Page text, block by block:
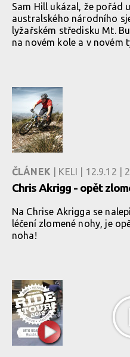
Sam Hill ukázal, že pořád
australského národního
lyžařském středisku Mt.
na novém kole a v novém
ČLÁNEK | KELI | 12.9.12 | 2
Chris Akrigg - opět
Na Chrise Akrigga se
léčení zlomené nohy, je
noha!